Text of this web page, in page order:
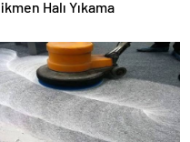
Halı Yıkama